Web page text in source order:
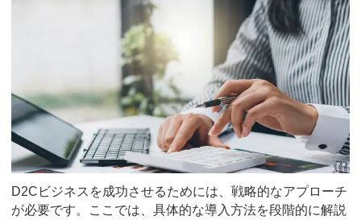
D2Cビジネスを成功させるためには、戦略的なアプローチ
が必要です。ここでは、具体的な導入方法を段階的に解説